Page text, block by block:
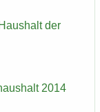
der
2014